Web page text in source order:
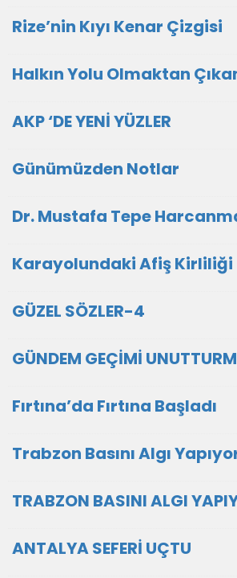
Rize’nin Kıyı Kenar Çizgisi
Halkın Yolu Olmaktan
AKP ‘DE YENİ YÜZLER
Günümüzden Notlar
Dr. Mustafa Tepe
Karayolundaki Afiş Kirliliği
GÜZEL SÖZLER-4
GÜNDEM GEÇİMİ
Fırtına’da Fırtına Başladı
Trabzon Basını Algı
TRABZON BASINI ALGI
ANTALYA SEFERİ UÇTU